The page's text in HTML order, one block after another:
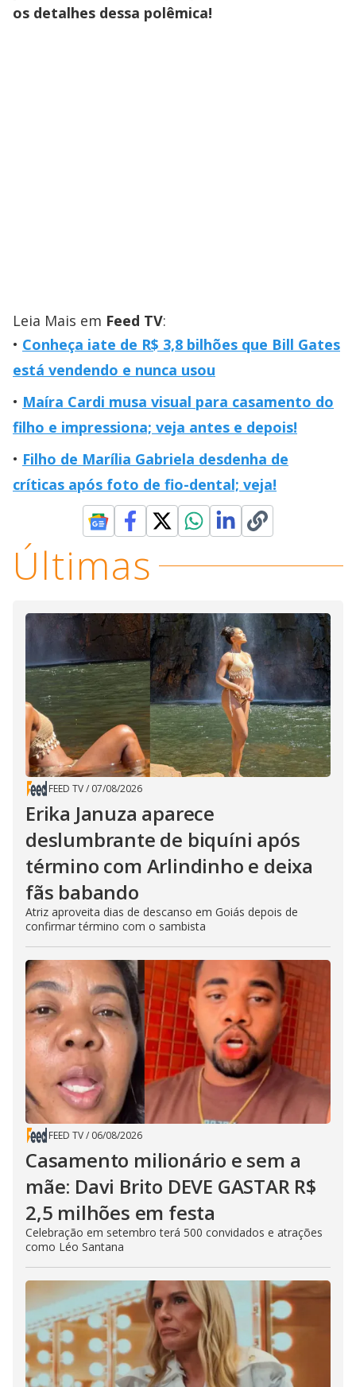
os detalhes dessa polêmica!
Leia Mais em Feed TV:
Conheça iate de R$ 3,8 bilhões que Bill Gates
está vendendo e nunca usou
Maíra Cardi musa visual para casamento do
filho e impressiona; veja antes e depois!
Filho de Marília Gabriela desdenha de
críticas após foto de fio-dental; veja!
Últimas
FEED TV/ 07/08/2026
Erika Januza aparece
deslumbrante de biquíni após
término com Arlindinho e deixa
fãs babando
Atriz aproveita dias de descanso em Goiás depois de
confirmar término com o sambista
FEED TV/ 06/08/2026
Casamento milionário e sem a
mãe: Davi Brito DEVE GASTAR R$
2,5 milhões em festa
Celebração em setembro terá 500 convidados e atrações
como Léo Santana